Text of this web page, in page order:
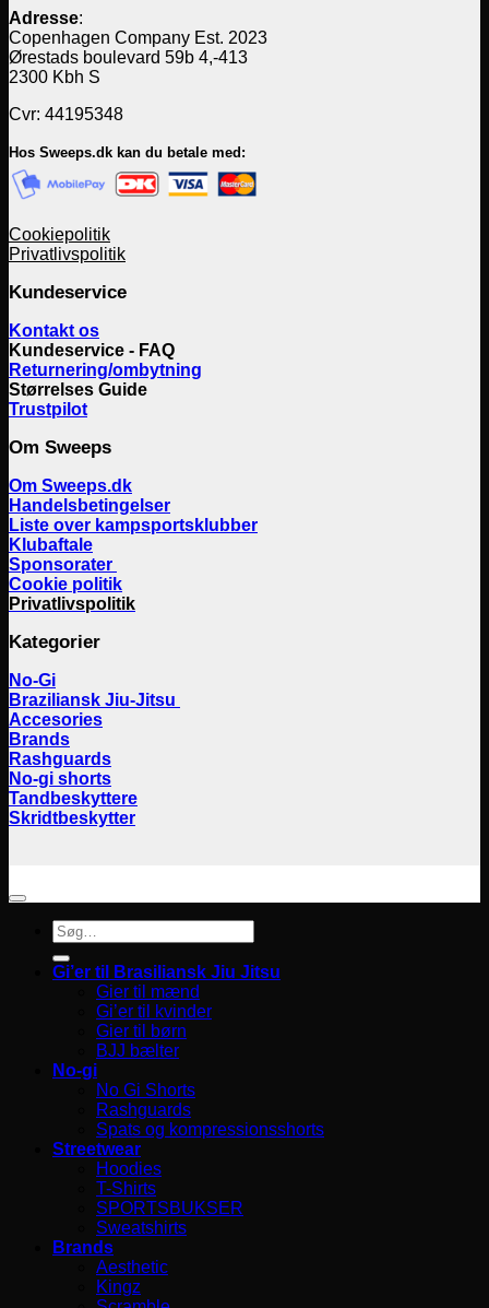
Adresse:
Copenhagen Company Est. 2023
Ørestads boulevard 59b 4,-413
2300 Kbh S
Cvr: 44195348
Hos Sweeps.dk kan du betale med:
Cookiepolitik
Privatlivspolitik
Kundeservice
Kontakt os
Kundeservice - FAQ
Returnering/ombytning
Størrelses Guide
Trustpilot
Om Sweeps
Om Sweeps.dk
Handelsbetingelser
Liste over kampsportsklubber
Klubaftale
Sponsorater
Cookie politik
Privatlivspolitik
Kategorier
No-Gi
Braziliansk Jiu-Jitsu
Accesories
Brands
Rashguards
No-gi shorts
Tandbeskyttere
Skridtbeskytter
Søg
efter:
Gi’er til Brasiliansk Jiu Jitsu
Gier til mænd
Gi’er til kvinder
Gier til børn
BJJ bælter
No-gi
No Gi Shorts
Rashguards
Spats og kompressionsshorts
Streetwear
Hoodies
T-Shirts
SPORTSBUKSER
Sweatshirts
Brands
Aesthetic
Kingz